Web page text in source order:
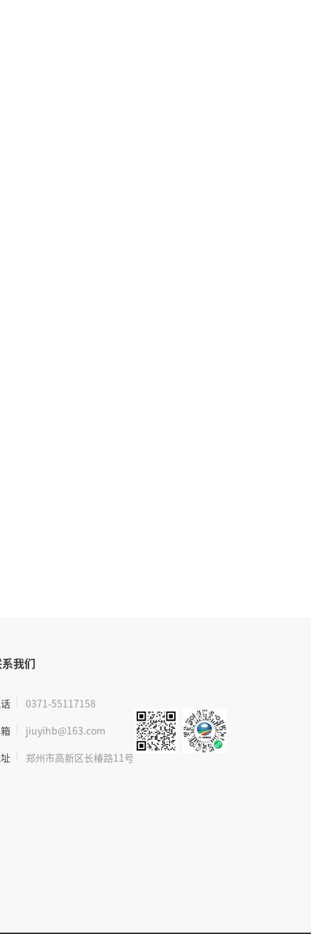
我们
话 0371-55117158
jiuyihb@163.com
郑州市高新区长椿路11号